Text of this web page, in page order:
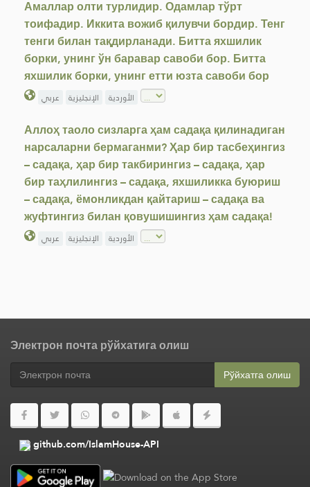
Амаллар олти турлидир. Одамлар тўрт
тоифадир. Иккита вожиб қилувчи бордир. Тенг
тенги билан тақдирланади. Битта яхшилик
борки, унинг ўн баравар савоби бор. Битта
яхшилик борки, унинг етти юзта савоби бор
عربي الإنجليزية الأوردية
Аллоҳ таоло сизларга ҳам садақа қилинадиган
нарсаларни бермаганми? Ҳар бир тасбеҳингиз
– садақа, ҳар бир такбирингиз – садақа, ҳар
бир таҳлилингиз – садақа, яхшиликка буюриш
– садақа, ёмонликдан қайтариш – садақа ва
жуфтингиз билан қовушишингиз ҳам садақа!
عربي الإنجليزية الأوردية
Электрон почта рўйхатига олиш
Рўйхатга олиш
github.com/IslamHouse-API